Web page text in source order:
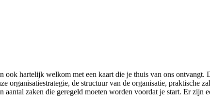
hartelijk welkom met een kaart die je thuis van ons
organisatiestrategie, de structuur van de organisatie, praktische
aantal zaken die geregeld moeten worden voordat je start. Er